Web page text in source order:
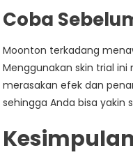
Coba
Moonton terkadang
Menggunakan skin trial
merasakan efek dan
sehingga Anda bisa yakin
Kesimpulan